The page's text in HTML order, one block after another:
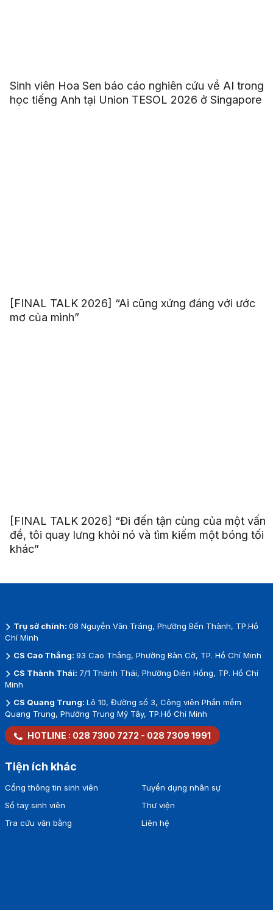
Sinh viên Hoa Sen báo cáo nghiên cứu về AI trong
học tiếng Anh tại Union TESOL 2026 ở Singapore
[FINAL TALK 2026] “Ai cũng xứng đáng với ước
mơ của mình”
[FINAL TALK 2026] “Đi đến tận cùng của một vấn
đề, tôi quay lưng khỏi nó và tìm kiếm một bóng tối
khác”
Trụ sở chính: 08 Nguyễn Văn Tráng, Phường Bến Thành, TP.Hồ
Chí Minh
CS Cao Thắng: 93 Cao Thắng, Phường Bàn Cờ, TP. Hồ Chí Minh
CS Thành Thái: 7/1 Thành Thái, Phường Diên Hồng, TP. Hồ Chí
Minh
CS Quang Trung: Lô 10, Đường số 3, Công viên Phần mềm
Quang Trung, Phường Trung Mỹ Tây, TP.Hồ Chí Minh
HOTLINE : 028 7300 7272 - 028 7309 1991
Tiện ích khác
Cổng thông tin sinh viên
Sổ tay sinh viên
Tra cứu văn bằng
Tuyển dụng nhân sự
Thư viện
Liên hệ